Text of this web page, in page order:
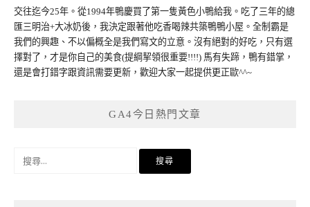
交往迄今25年。從1994年鴨慶買了第一隻黃色小鴨給我。吃了三年的總
匯三明治+大冰奶後，我決定跟著他吃香喝辣共築鴨鴨小屋。全制霸是
我們的興趣、不以偏概全是我們寫文的立意。沒有絕對的好吃，只有選
擇對了，才是你自己的美食(提綱挈領很重要!!!!) 馬有失蹄，鴨有錯掌，
還是會打錯字跟資訊需要更新，歡迎大家一起提供更正歐^^~
GA4今日熱門文章